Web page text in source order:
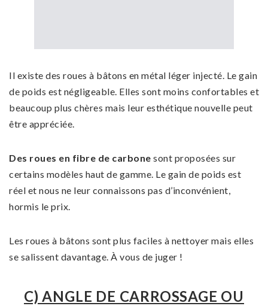
Il existe des roues à bâtons en métal léger injecté. Le gain
de poids est négligeable. Elles sont moins confortables et
beaucoup plus chères mais leur esthétique nouvelle peut
être appréciée.
Des roues en fibre de carbone sont proposées sur
certains modèles haut de gamme. Le gain de poids est
réel et nous ne leur connaissons pas d’inconvénient,
hormis le prix.
Les roues à bâtons sont plus faciles à nettoyer mais elles
se salissent davantage. À vous de juger !
C) ANGLE DE CARROSSAGE OU